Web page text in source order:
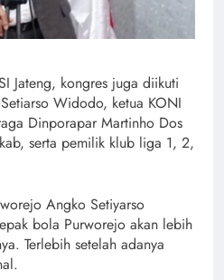
Jateng, kongres juga diikuti
Widodo, ketua KONI
Dinporapar Martinho Dos
serta pemilik klub liga 1, 2,
Angko Setiyarso
bola Purworejo akan lebih
Terlebih setelah adanya